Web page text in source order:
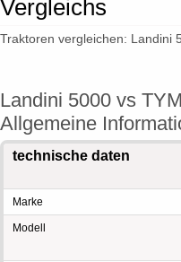
Vergleichs
Traktoren vergleichen: Landini
Landini 5000 vs
Allgemeine
technische daten
Marke
Modell